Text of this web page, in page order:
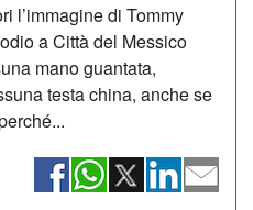
l’immagine di Tommy
a Città del Messico
mano guantata,
testa china, anche se